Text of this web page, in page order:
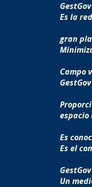
Es la
gran
Campo
Es
Es el
Un